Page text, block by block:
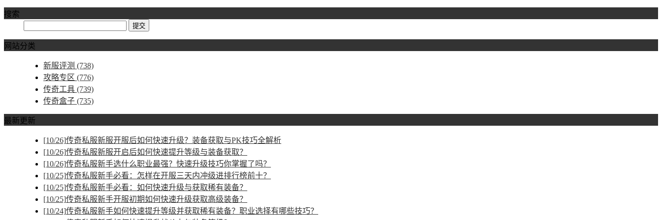
搜索
网站分类
新服评测 (738)
攻略专区 (776)
传奇工具 (739)
传奇盒子 (735)
最新更新
[10/26]传奇私服新服开服后如何快速升级？装备获取与PK技巧全解析
[10/26]传奇私服新服开启后如何快速提升等级与装备获取？
[10/26]传奇私服新手选什么职业最强？快速升级技巧你掌握了吗？
[10/25]传奇私服新手必看：怎样在开服三天内冲级进排行榜前十？
[10/25]传奇私服新手必看：如何快速升级与获取稀有装备？
[10/25]传奇私服新手开服初期如何快速升级获取高级装备？
[10/24]传奇私服新手如何快速提升等级并获取稀有装备？职业选择有哪些技巧？